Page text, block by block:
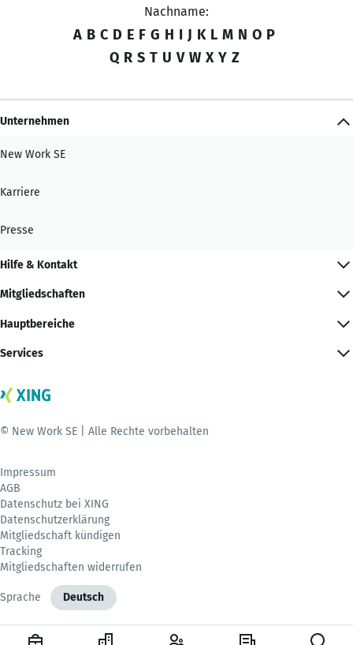
Nachname:
A B C D E F G H I J K L M N O P
Q R S T U V W X Y Z
Unternehmen
New Work SE
Karriere
Presse
Hilfe & Kontakt
Mitgliedschaften
Hauptbereiche
Services
© New Work SE | Alle Rechte vorbehalten
Impressum
AGB
Datenschutz bei XING
Datenschutzerklärung
Mitgliedschaft kündigen
Tracking
Mitgliedschaften widerrufen
Sprache Deutsch